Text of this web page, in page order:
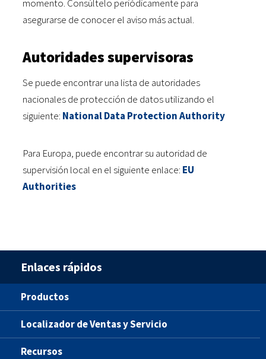
momento. Consúltelo periódicamente para
asegurarse de conocer el aviso más actual.
Autoridades supervisoras
Se puede encontrar una lista de autoridades
nacionales de protección de datos utilizando el
siguiente: National Data Protection Authority
Para Europa, puede encontrar su autoridad de
supervisión local en el siguiente enlace: EU
Authorities
Enlaces rápidos
Productos
Localizador de Ventas y Servicio
Recursos